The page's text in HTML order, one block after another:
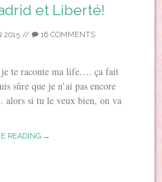
et Liberté!
2015// 16 COMMENTS
je te raconte ma life…. ça fait
sûre que je n’ai pas encore
si tu le veux bien, on va
READING →